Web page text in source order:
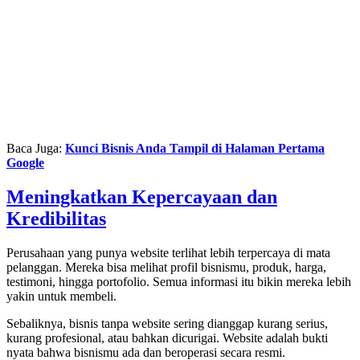
Baca Juga: Kunci Bisnis Anda Tampil di Halaman Pertama
Google
Meningkatkan Kepercayaan dan
Kredibilitas
Perusahaan yang punya website terlihat lebih terpercaya di mata
pelanggan. Mereka bisa melihat profil bisnismu, produk, harga,
testimoni, hingga portofolio. Semua informasi itu bikin mereka lebih
yakin untuk membeli.
Sebaliknya, bisnis tanpa website sering dianggap kurang serius,
kurang profesional, atau bahkan dicurigai. Website adalah bukti
nyata bahwa bisnismu ada dan beroperasi secara resmi.